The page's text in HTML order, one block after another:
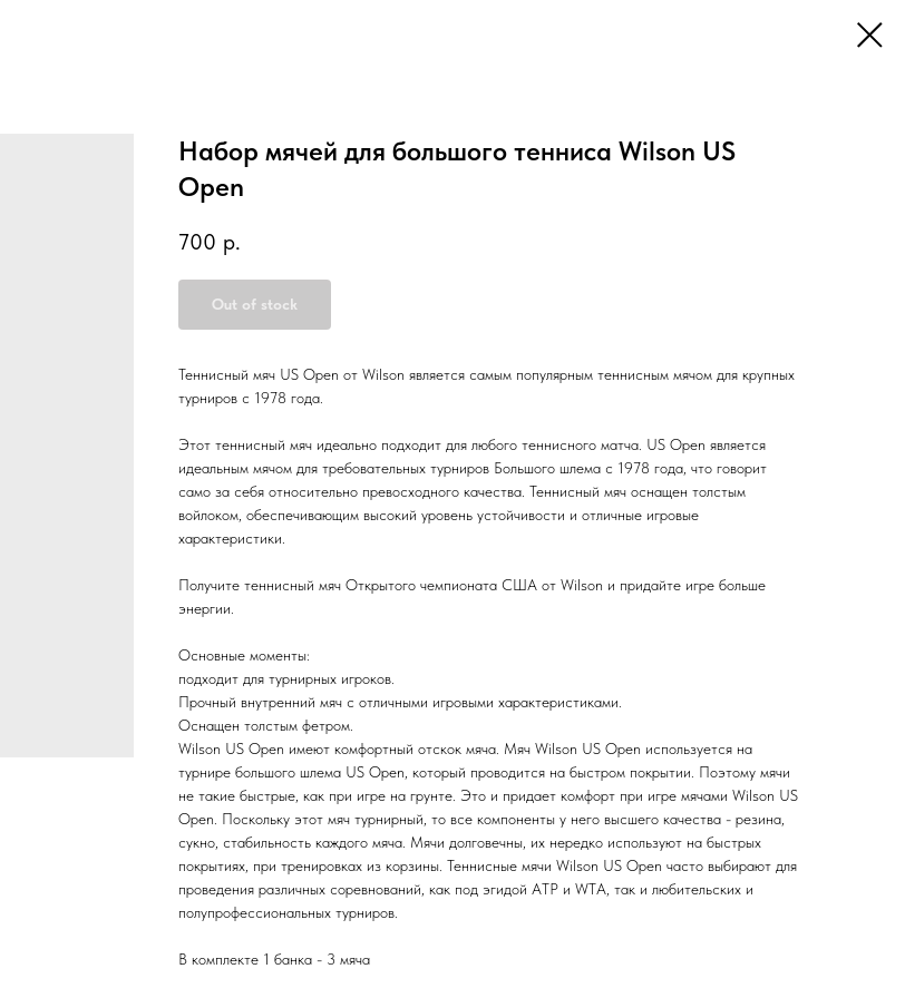
Набор мячей для большого тенниса Wilson US
Open
700 р.
Out of stock
Теннисный мяч US Open от Wilson является самым популярным теннисным мячом для крупных
турниров с 1978 года.
Этот теннисный мяч идеально подходит для любого теннисного матча. US Open является
идеальным мячом для требовательных турниров Большого шлема с 1978 года, что говорит
само за себя относительно превосходного качества. Теннисный мяч оснащен толстым
войлоком, обеспечивающим высокий уровень устойчивости и отличные игровые
характеристики.
Получите теннисный мяч Открытого чемпионата США от Wilson и придайте игре больше
энергии.
Основные моменты:
подходит для турнирных игроков.
Прочный внутренний мяч с отличными игровыми характеристиками.
Оснащен толстым фетром.
Wilson US Open имеют комфортный отскок мяча. Мяч Wilson US Open используется на
турнире большого шлема US Open, который проводится на быстром покрытии. Поэтому мячи
не такие быстрые, как при игре на грунте. Это и придает комфорт при игре мячами Wilson US
Open. Поскольку этот мяч турнирный, то все компоненты у него высшего качества - резина,
сукно, стабильность каждого мяча. Мячи долговечны, их нередко используют на быстрых
покрытиях, при тренировках из корзины. Теннисные мячи Wilson US Open часто выбирают для
проведения различных соревнований, как под эгидой ATP и WTA, так и любительских и
полупрофессиональных турниров.
В комплекте 1 банка - 3 мяча